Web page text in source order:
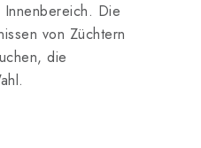
Innenbereich. Die
von Züchtern
die